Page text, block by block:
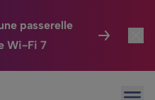
passerelle
Wi-Fi 7